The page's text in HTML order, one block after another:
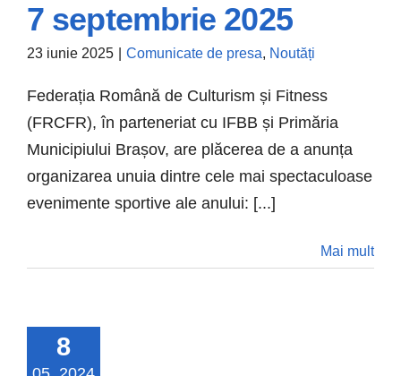
Brașov găzduiește
Dracula Fitness
Show – 7
septembrie 2025
7 septembrie 2025
23 iunie 2025 Comunicate de presa, Noutăți
Federația Română de Culturism și Fitness
(FRCFR), în parteneriat cu IFBB și Primăria
Municipiului Brașov, are plăcerea de a anunța
organizarea unuia dintre cele mai spectaculoase
evenimente sportive ale anului: [...]
Mai mult
8